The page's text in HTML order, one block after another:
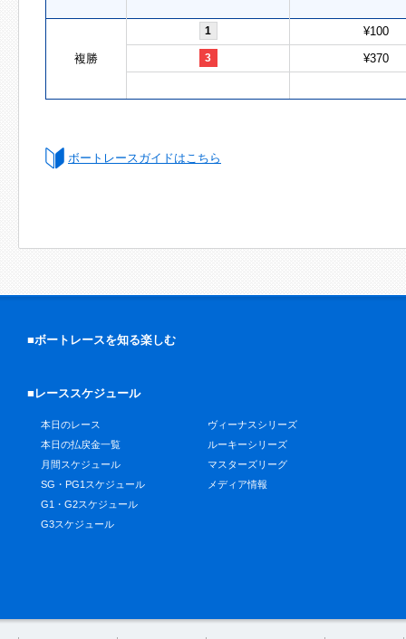
複勝
1 ¥100
3 ¥370
ボートレースガイドはこちら
■ボートレースを知る楽しむ
■レーススケジュール
本日のレース
本日の払戻金一覧
月間スケジュール
SG・PG1スケジュール
G1・G2スケジュール
G3スケジュール
ヴィーナスシリーズ
ルーキーシリーズ
マスターズリーグ
メディア情報